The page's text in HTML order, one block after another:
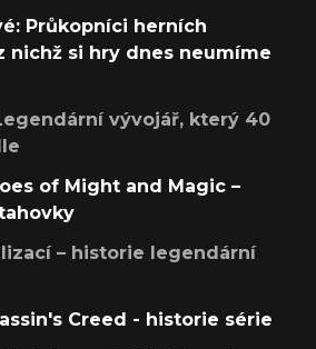
Průkopníci herních
nichž si hry dnes neumíme
vývojář, který 40
of Might and Magic –
– historie legendární
Creed - historie série